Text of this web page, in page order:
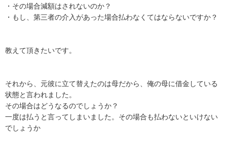
・その場合減額はされないのか？
・もし、第三者の介入があった場合払わなくてはならないですか？
教えて頂きたいです。
それから、元彼に立て替えたのは母だから、俺の母に借金している
状態と言われました。
その場合はどうなるのでしょうか？
一度は払うと言ってしまいました。その場合も払わないといけない
でしょうか